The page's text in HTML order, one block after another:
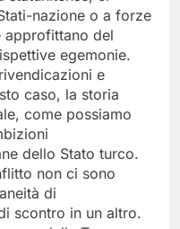
nazione o a forze
approfittano del
egemonie.
e
caso, la storia
come possiamo
dello Stato turco.
non ci sono
di
scontro in un altro.